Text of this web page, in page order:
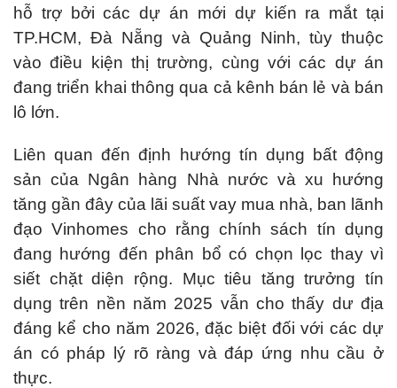
hỗ trợ bởi các dự án mới dự kiến ra mắt tại
TP.HCM, Đà Nẵng và Quảng Ninh, tùy thuộc
vào điều kiện thị trường, cùng với các dự án
đang triển khai thông qua cả kênh bán lẻ và bán
lô lớn.
Liên quan đến định hướng tín dụng bất động
sản của Ngân hàng Nhà nước và xu hướng
tăng gần đây của lãi suất vay mua nhà, ban lãnh
đạo Vinhomes cho rằng chính sách tín dụng
đang hướng đến phân bổ có chọn lọc thay vì
siết chặt diện rộng. Mục tiêu tăng trưởng tín
dụng trên nền năm 2025 vẫn cho thấy dư địa
đáng kể cho năm 2026, đặc biệt đối với các dự
án có pháp lý rõ ràng và đáp ứng nhu cầu ở
thực.